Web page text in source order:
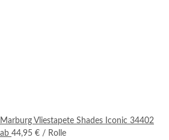
Marburg Vliestapete Shades Iconic 34402
ab 44,95 € / Rolle